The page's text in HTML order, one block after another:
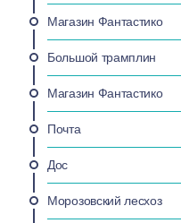
Магазин Фантастико
Большой трамплин
Магазин Фантастико
Почта
Дос
Морозовский лесхоз